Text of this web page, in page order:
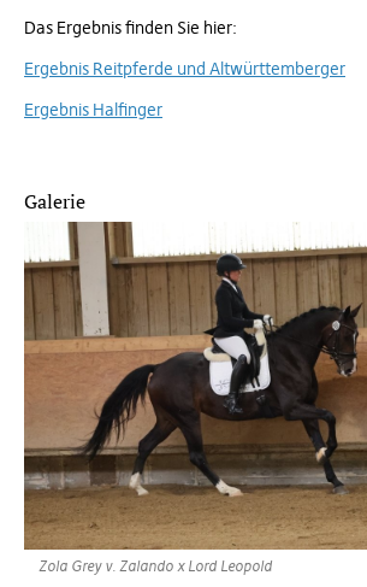
Das Ergebnis finden Sie hier:
Ergebnis Reitpferde und Altwürttemberger
Ergebnis Halfinger
Galerie
Zola Grey v. Zalando x Lord Leopold